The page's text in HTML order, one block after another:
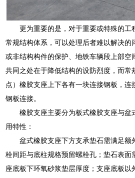
更为重要的是，对于重要或特殊的工
常规结构体系，可以处理后者难以解决的
或非结构构件的保护、地铁车辆段上部空
共同之处在于降低结构的设防烈度，而常
点）橡胶支座上下各有一块连接钢板，连
钢板连接。
橡胶支座主要分为板式橡胶支座与盆
用特性：
盆式橡胶支座下方支承垫石需满足额
栓间距与底柱规格预留螺栓孔；垫石表面
座底板下环氧砂浆垫层厚度；支座底板以